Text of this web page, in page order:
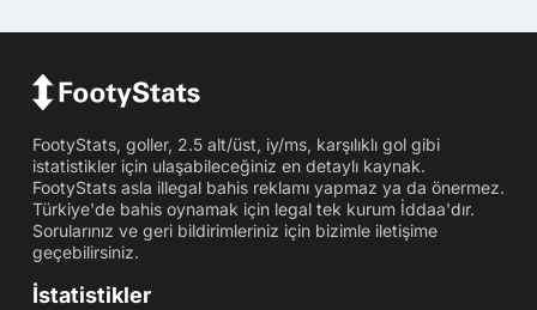
FootyStats, goller, 2.5 alt/üst, iy/ms, karşılıklı gol gibi
istatistikler için ulaşabileceğiniz en detaylı kaynak.
FootyStats asla illegal bahis reklamı yapmaz ya da önermez.
Türkiye'de bahis oynamak için legal tek kurum İddaa'dır.
Sorularınız ve geri bildirimleriniz için bizimle iletişime
geçebilirsiniz.
İstatistikler